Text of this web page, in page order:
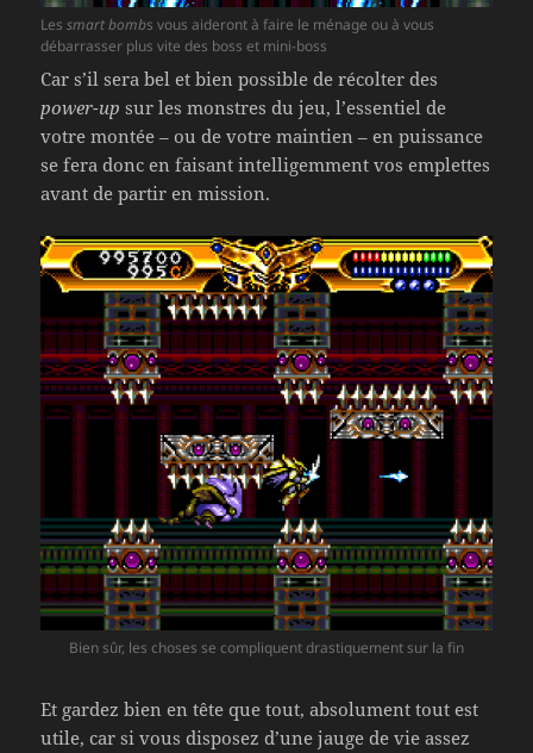
Lessmart bombs vous aideront à faire le ménage ou à vous
débarrasser plus vite des boss et mini-boss
Car s’il sera bel et bien possible de récolter des
power-up sur les monstres du jeu, l’essentiel de
votre montée – ou de votre maintien – en puissance
se fera donc en faisant intelligemment vos emplettes
avant de partir en mission.
Bien sûr, les choses se compliquent drastiquement sur la fin
Et gardez bien en tête que tout, absolument tout est
utile, car si vous disposez d’une jauge de vie assez